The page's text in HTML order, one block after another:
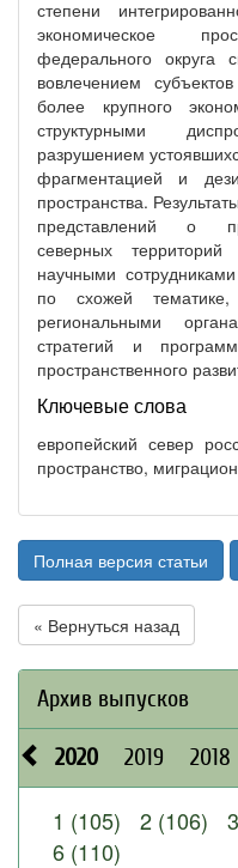
степени
экономическое
федерального округа
вовлечением
более крупного
структурными
разрушением
фрагментацией и
пространства.
представлений о
северных
научными
по схожей
региональными
стратегий и
пространственного
Ключевые слова
европейский север
пространство,
Полная версия статьи
« Вернуться назад
Архив выпусков
2020 2019 2018
1 (105) 2 (106)
6 (110)